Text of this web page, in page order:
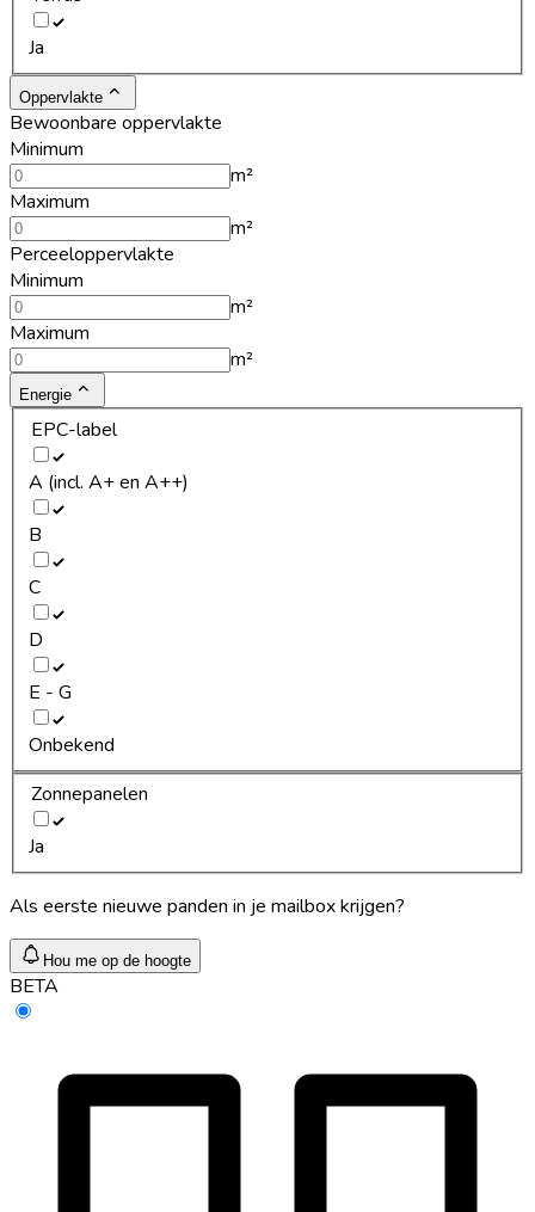
Ja
Oppervlakte
Bewoonbare oppervlakte
Minimum
m²
Maximum
m²
Perceeloppervlakte
Minimum
m²
Maximum
m²
Energie
EPC-label
A (incl. A+ en A++)
B
C
D
E - G
Onbekend
Zonnepanelen
Ja
Als eerste nieuwe panden in je mailbox krijgen?
Hou me op de hoogte
BETA